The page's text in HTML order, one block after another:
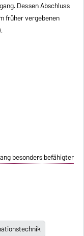
Dessen Abschluss
früher vergebenen
besonders befähigter